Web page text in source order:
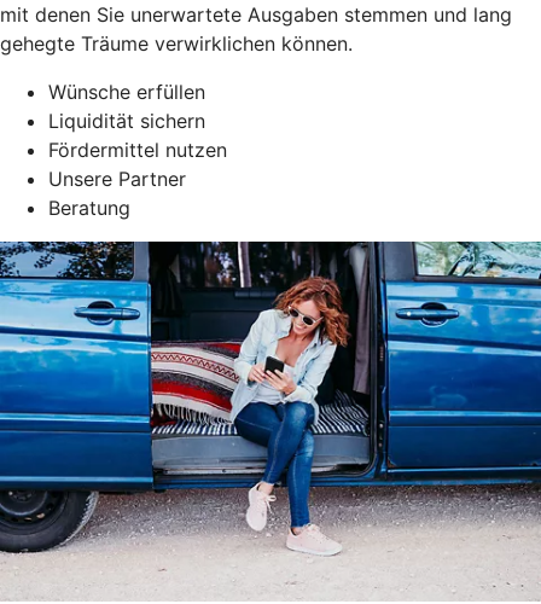
mit denen Sie unerwartete Ausgaben stemmen und lang
gehegte Träume verwirklichen können.
Wünsche erfüllen
Liquidität sichern
Fördermittel nutzen
Unsere Partner
Beratung